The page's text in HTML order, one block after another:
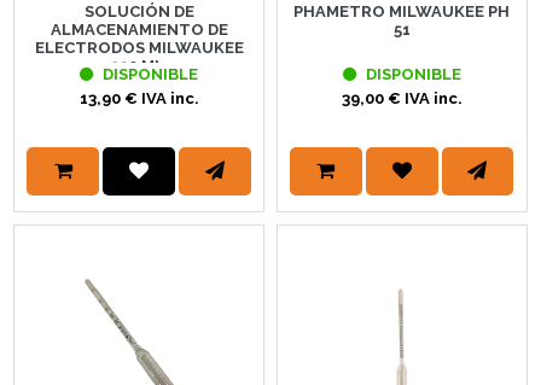
SOLUCIÓN DE
ALMACENAMIENTO DE
ELECTRODOS MILWAUKEE
230 ML.
DISPONIBLE
13,90 € IVA inc.
PHAMETRO MILWAUKEE PH
51
DISPONIBLE
39,00 € IVA inc.